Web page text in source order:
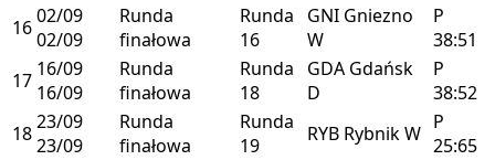
1602/09
02/09
Runda
finałowa
Runda
16
GNI Gniezno
W
P
38:51
17 16/09
16/09
Runda
finałowa
Runda
18
GDA Gdańsk
D
P
38:52
1823/09
23/09
Runda
finałowa
Runda
19
RYB RybnikW P
25:65